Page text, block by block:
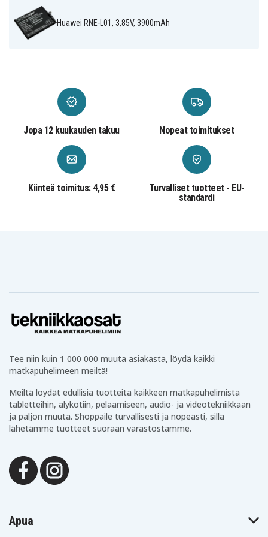
Huawei HW-01K
Huawei Mate 10 Lite
Huawei Mate 10 Lite LTE-A
Huawei Nova 2i
Huawei Nova 2i TD-LTE
Huawei P20 Pro
Huawei Rhone
Huawei RNE-AL00
Huawei RNE-L01
Huawei RNE-L02
Huawei RNE-L03
Huawei RNE-LX3
Huawei V20 Standard Edition
Huawei V20 Standard Edition Dual SIM
Tuotenro e60daadef81a8c37060aa63f8
Tuotetyyppi Akku
Jännite 3,85 V
akun tyyppi
Mitat
Huawei RNE-L01, 3,85V, 3900mAh
Jopa 12 kuukauden takuu Nopeat toimitukset
Kiinteä toimitus: 4,95 €
Turvalliset tuotteet - EU-
standardi
Tee niin kuin 1 000 000 muuta asiakasta, löydä kaikki
matkapuhelimeen meiltä!
Meiltä löydät edullisia tuotteita kaikkeen matkapuhelimista
tabletteihin, älykotiin, pelaamiseen, audio- ja videotekniikkaan
ja paljon muuta. Shoppaile turvallisesti ja nopeasti, sillä
lähetämme tuotteet suoraan varastostamme.
Apua